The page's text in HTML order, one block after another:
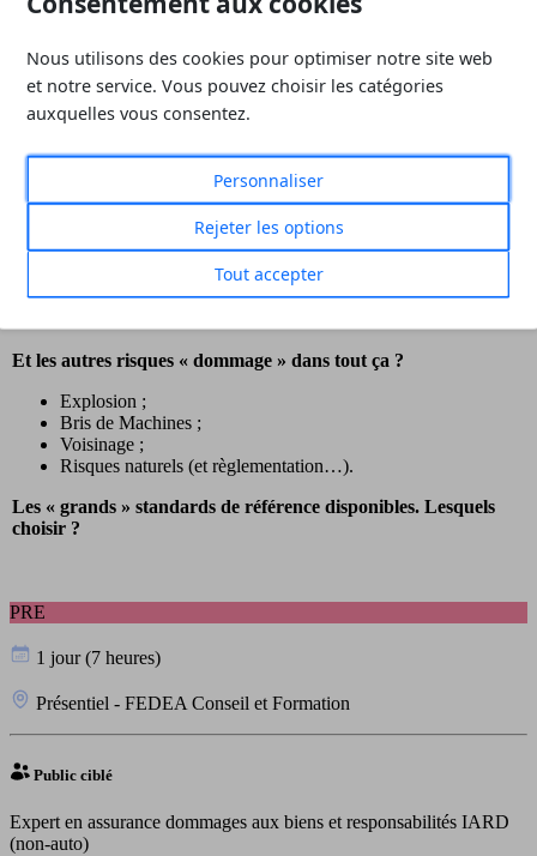
La détection incendie : pour qui, pour quoi, ça sert vraiment à
quelque chose ?
Les protections incendie manuelles ;
déluge, brouillard d’eau, les sources d’eau) ;
Les protections incendie à gaz.
Et les Pompiers dans tout ça ? Ils font quoi ? Ils servent à quoi
Et les autres risques « dommage » dans tout ça ?
Explosion ;
Bris de Machines ;
Voisinage ;
Risques naturels (et règlementation…).
Les « grands » standards de référence disponibles. Lesquels
choisir ?
PRE
1 jour (7 heures)
Présentiel - FEDEA Conseil et Formation
Public ciblé
Expert en assurance dommages aux biens et responsabilités IARD
(non-auto)
Nous utilisons des cookies pour optimiser notre site web
et notre service. Vous pouvez choisir les catégories
auxquelles vous consentez.
Personnaliser
Rejeter les options
Tout accepter